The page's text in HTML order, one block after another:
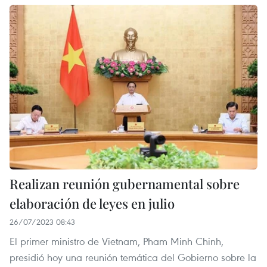
Realizan reunión gubernamental sobre
elaboración de leyes en julio
26/07/2023 08:43
El primer ministro de Vietnam, Pham Minh Chinh,
presidió hoy una reunión temática del Gobierno sobre la